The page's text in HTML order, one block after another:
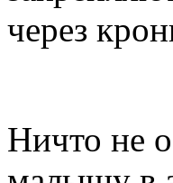
через
Ничто не